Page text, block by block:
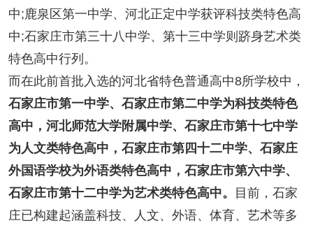
中;鹿泉区第一中学、河北正定中学获评科技类特色高
中;石家庄市第三十八中学、第十三中学则跻身艺术类
特色高中行列。
而在此前首批入选的河北省特色普通高中8所学校中，
石家庄市第一中学、石家庄市第二中学为科技类特色
高中，河北师范大学附属中学、石家庄市第十七中学
为人文类特色高中，石家庄市第四十二中学、石家庄
外国语学校为外语类特色高中，石家庄市第六中学、
石家庄市第十二中学为艺术类特色高中。
目前，石家
庄已构建起涵盖科技、人文、外语、体育、艺术等多